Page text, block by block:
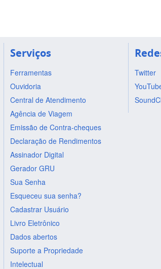
Serviços
Ferramentas
Ouvidoria
Central de Atendimento
Agência de Viagem
Emissão de Contra-cheques
Declaração de Rendimentos
Assinador Digital
Gerador GRU
Sua Senha
Esqueceu sua senha?
Cadastrar Usuário
Livro Eletrônico
Dados abertos
Suporte a Propriedade
Intelectual
Twitter